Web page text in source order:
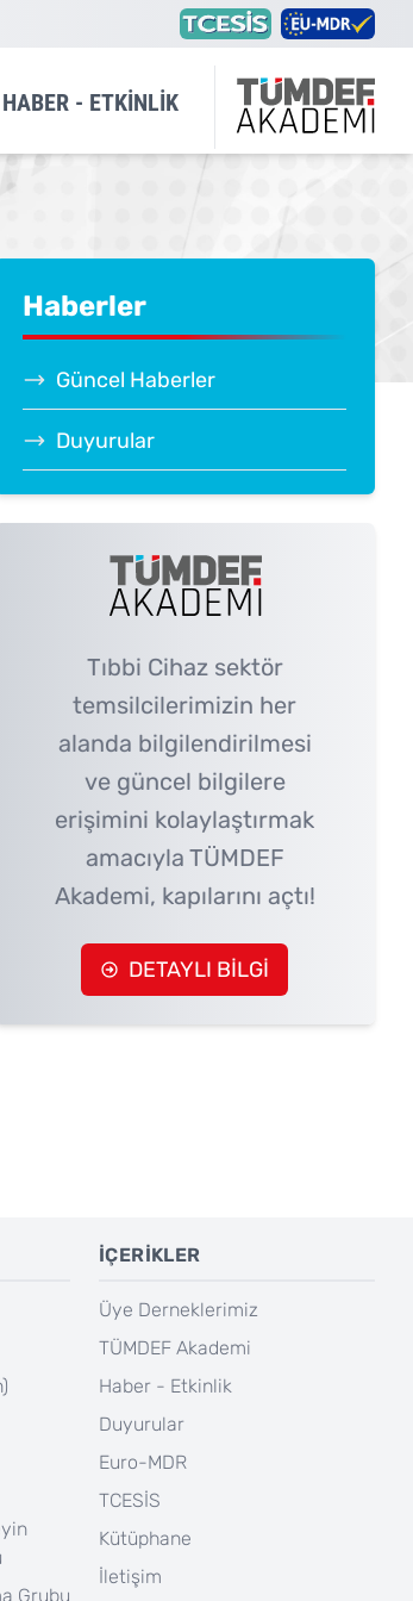
HABER - ETKINLIK
Haberler
Güncel Haberler
Duyurular
Tıbbi Cihaz sektör
temsilcilerimizin her
alanda bilgilendirilmesi
ve güncel bilgilere
erişimini kolaylaştırmak
amacıyla TÜMDEF
Akademi, kapılarını açtı!
DETAYLI BİLGİ
Grubu
İÇERİKLER
Üye Derneklerimiz
TÜMDEF Akademi
Haber - Etkinlik
Duyurular
Euro-MDR
TCESİS
Kütüphane
İletişim